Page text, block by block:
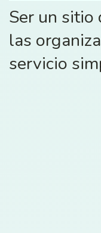
Ser un sitio
las
servicio